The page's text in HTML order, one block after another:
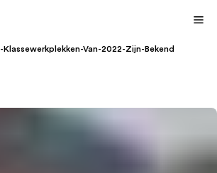
Klassewerkplekken-Van-2022-Zijn-Bekend